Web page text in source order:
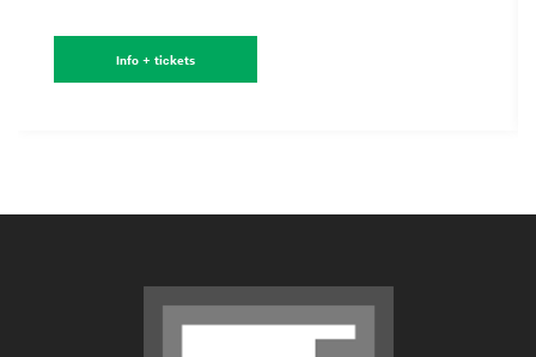
Info + tickets